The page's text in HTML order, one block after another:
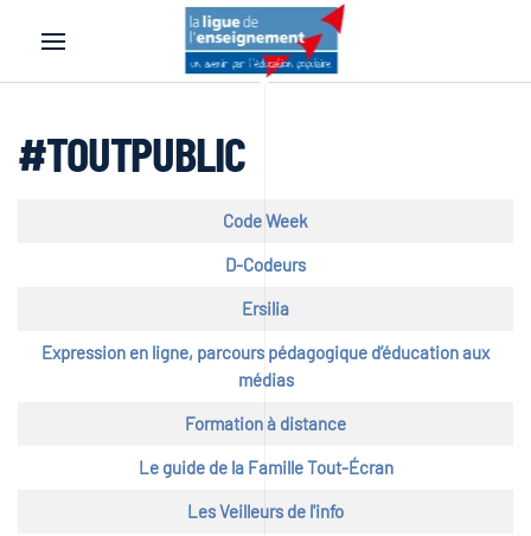
Accéder au contenu principal
#TOUTPUBLIC
Code Week
D-Codeurs
Ersilia
Expression en ligne, parcours pédagogique d’éducation aux
médias
Formation à distance
Le guide de la Famille Tout-Écran
Les Veilleurs de l'info